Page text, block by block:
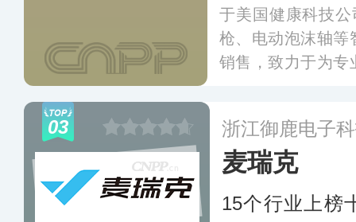
于美国健康科技
枪、电动泡沫轴等
销售，致力于为专
罩等健康科技产
在专业领域备受推
03 浙江御鹿电子
麦瑞克
15个行业上榜